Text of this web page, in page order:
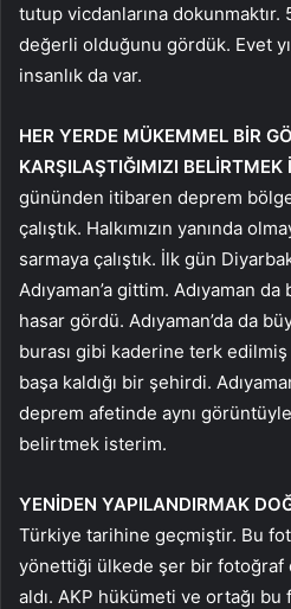
tutup vicdanlarına
değerli olduğunu gördük. Evet
insanlık da var.
HER YERDE MÜKEMMEL BİR
KARŞILAŞTIĞIMIZI BELİRTMEK
gününden itibaren deprem
çalıştık. Halkımızın yanında
sarmaya çalıştık. İlk gün
Adıyaman’a gittim. Adıyaman
hasar gördü. Adıyaman’da da
burası gibi kaderine terk edilmiş
başa kaldığı bir şehirdi.
deprem afetinde aynı görüntüyle
belirtmek isterim.
YENİDEN YAPILANDIRMAK
Türkiye tarihine geçmiştir. Bu
yönettiği ülkede şer bir fotoğraf
aldı. AKP hükümeti ve ortağı bu